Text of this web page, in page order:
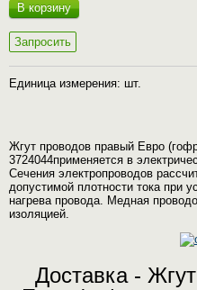
В корзину
Запросить
Единица измерения: шт.
Жгут проводов правый Евро
3724044применяется в
Сечения электропроводов
допустимой плотности тока при
нагрева провода. Медная
изоляцией.
Доставка -